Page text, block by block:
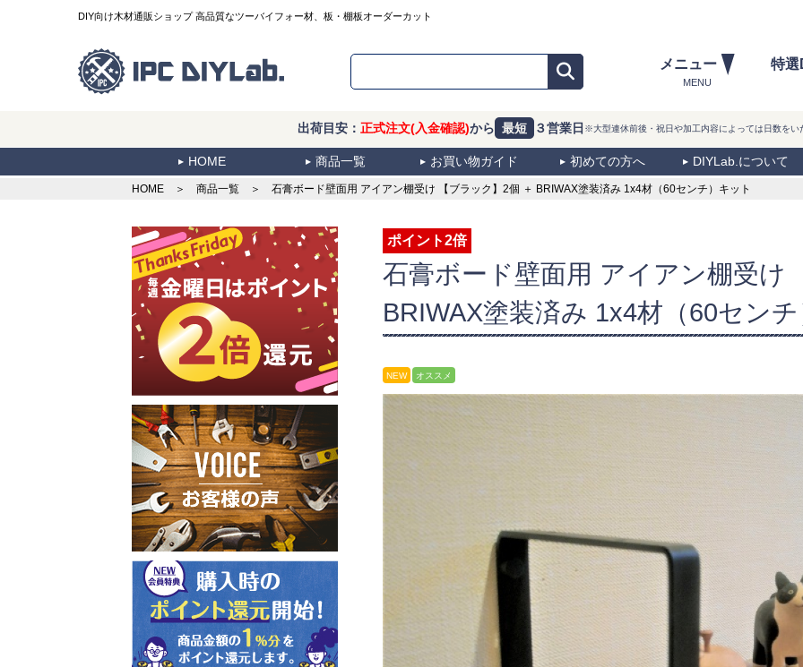
DIY向け木材通販ショップ 高品質なツーバイフォー材、板・棚板オーダーカット
メニュー
MENU
特選
出荷目安： 正式注文(入金確認)から 最短 ３営業日 ※大型連休前後・祝日や加工内容によっては日数をい
HOME 商品一覧 お買い物ガイド 初めての方へ DIYLab.について
HOME ＞ 商品一覧 ＞ 石膏ボード壁面用 アイアン棚受け 【ブラック】2個 ＋ BRIWAX塗装済み 1x4材（60センチ）キット
ポイント2倍
石膏ボード壁面用 アイアン棚受け
BRIWAX塗装済み 1x4材（60セン
NEW オススメ